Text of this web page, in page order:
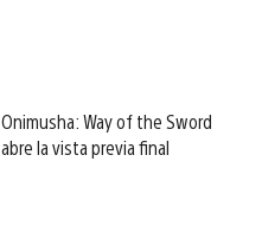
Onimusha: Way of the Sword
abre la vista previa final